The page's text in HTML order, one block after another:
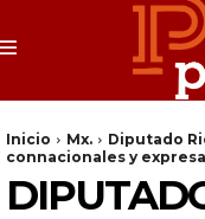
Inicio Mx.
Diputado
connacionales y